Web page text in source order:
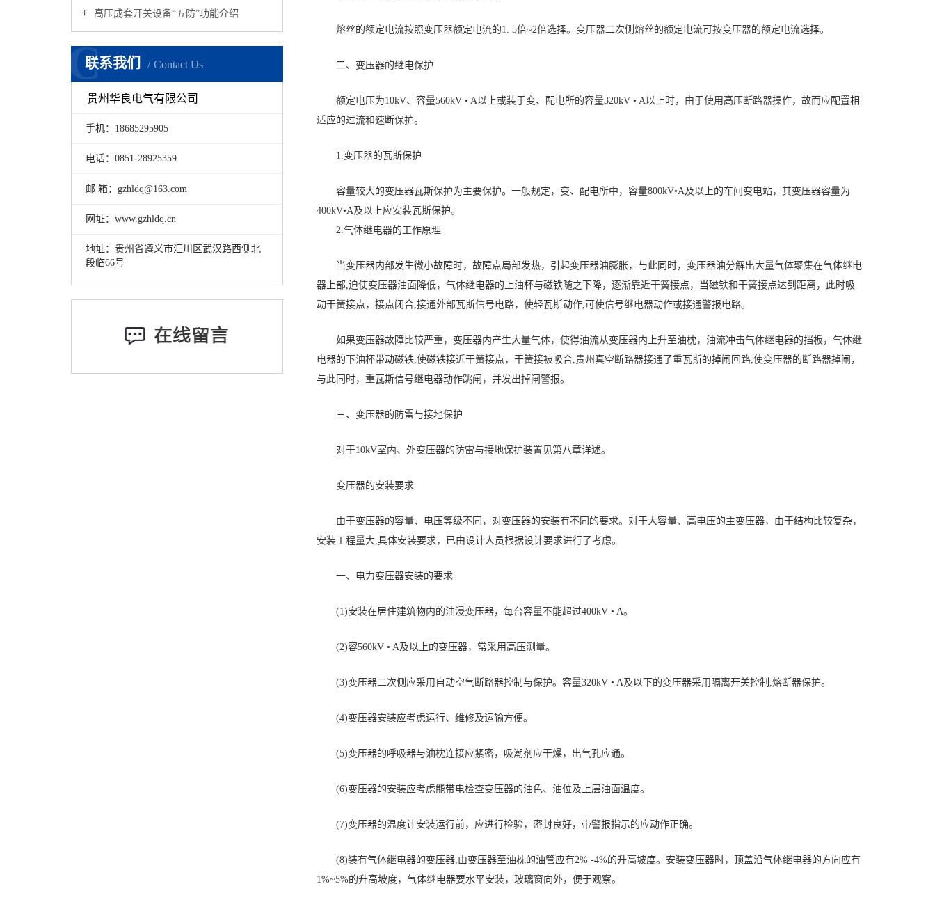
高压成套开关设备“五防”功能介绍
联系我们 Contact Us
C
贵州华良电气有限公司
手机：18685295905
电话：0851-28925359
邮 箱：gzhldq@163.com
网址：www.gzhldq.cn
地址：贵州省遵义市汇川区武汉路西侧北
段临66号
熔丝的额定电流按照变压器额定电流的1. 5倍~2倍选择。变压器二次侧熔丝的额定电流可按变压器的额定电流选择。
二、变压器的继电保护
额定电压为10kV、容量560kV • A以上或装于变、配电所的容量320kV • A以上时，由于使用高压断路器操作，故而应配置相
适应的过流和速断保护。
1.变压器的瓦斯保护
容量较大的变压器瓦斯保护为主要保护。一般规定，变、配电所中，容量800kV•A及以上的车间变电站，其变压器容量为
400kV•A及以上应安装瓦斯保护。
2.气体继电器的工作原理
当变压器内部发生微小故障时，故障点局部发热，引起变压器油膨胀，与此同时，变压器油分解出大量气体聚集在气体继电
器上部,迫使变压器油面降低，气体继电器的上油杯与磁铁随之下降，逐渐靠近干簧接点，当磁铁和干簧接点达到距离，此时吸
动干簧接点，接点闭合,接通外部瓦斯信号电路，使轻瓦斯动作,可使信号继电器动作或接通警报电路。
如果变压器故障比较严重，变压器内产生大量气体，使得油流从变压器内上升至油枕，油流冲击气体继电器的挡板，气体继
电器的下油杯带动磁铁,使磁铁接近干簧接点，干簧接被吸合,贵州真空断路器接通了重瓦斯的掉闸回路,使变压器的断路器掉闸，
与此同时，重瓦斯信号继电器动作跳闸，并发出掉闸警报。
三、变压器的防雷与接地保护
对于10kV室内、外变压器的防雷与接地保护装置见第八章详述。
变压器的安装要求
由于变压器的容量、电压等级不同，对变压器的安装有不同的要求。对于大容量、高电压的主变压器，由于结构比较复杂，
安装工程量大,具体安装要求，已由设计人员根据设计要求进行了考虑。
一、电力变压器安装的要求
(1)安装在居住建筑物内的油浸变压器，每台容量不能超过400kV • A。
(2)容560kV • A及以上的变压器，常采用高压测量。
(3)变压器二次侧应采用自动空气断路器控制与保护。容量320kV • A及以下的变压器采用隔离开关控制,熔断器保护。
(4)变压器安装应考虑运行、维修及运输方便。
(5)变压器的呼吸器与油枕连接应紧密，吸潮剂应干燥，出气孔应通。
(6)变压器的安装应考虑能带电检查变压器的油色、油位及上层油面温度。
(7)变压器的温度计安装运行前，应进行检验，密封良好，带警报指示的应动作正确。
(8)装有气体继电器的变压器,由变压器至油枕的油管应有2% -4%的升高坡度。安装变压器时，顶盖沿气体继电器的方向应有
1%~5%的升高坡度，气体继电器要水平安装，玻璃窗向外，便于观察。